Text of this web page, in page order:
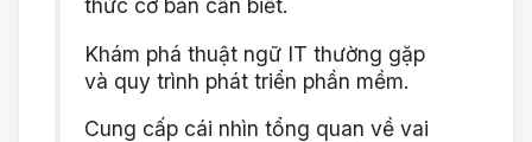
thức cơ bản cần biết.
Khám phá thuật ngữ IT thường gặp
và quy trình phát triển phần mềm.
Cung cấp cái nhìn tổng quan về vai